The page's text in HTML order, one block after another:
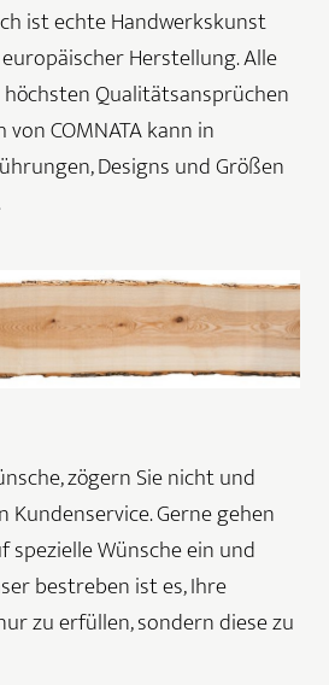
ist echte Handwerkskunst
Herstellung. Alle
Qualitätsansprüchen
COMNATA kann in
Designs und Größen
zögern Sie nicht und
Gerne gehen
spezielle Wünsche ein und
bestreben ist es, Ihre
zu erfüllen, sondern diese zu